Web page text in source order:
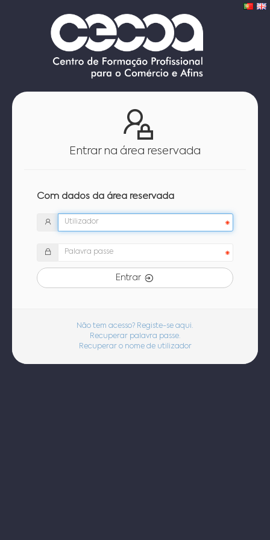
Entrar na área reservada
Com dados da área reservada
Entrar
Não tem acesso? Registe-se aqui.
Recuperar palavra passe.
Recuperar o nome de utilizador